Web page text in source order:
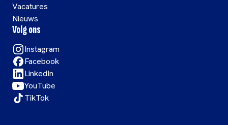
Vacatures
Nieuws
Volg ons
Instagram
Facebook
LinkedIn
YouTube
TikTok